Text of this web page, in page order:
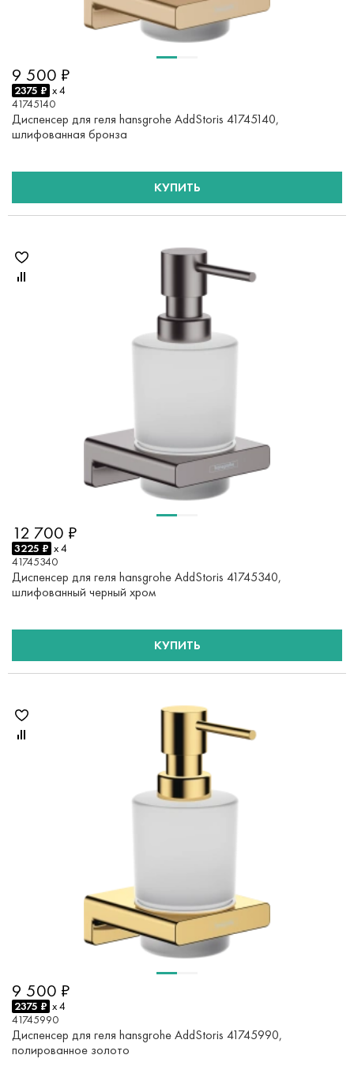
9 500 ₽
2375 ₽ x 4
41745140
Диспенсер для геля hansgrohe AddStoris 41745140,
шлифованная бронза
КУПИТЬ
12 700 ₽
3225 ₽ x 4
41745340
Диспенсер для геля hansgrohe AddStoris 41745340,
шлифованный черный хром
КУПИТЬ
9 500 ₽
2375 ₽ x 4
41745990
Диспенсер для геля hansgrohe AddStoris 41745990,
полированное золото